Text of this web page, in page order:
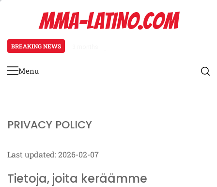
MMA-LATINO.COM
BREAKING NEWS
Primary
Menu
PRIVACY POLICY
Last updated: 2026-02-07
Tietoja, joita keräämme